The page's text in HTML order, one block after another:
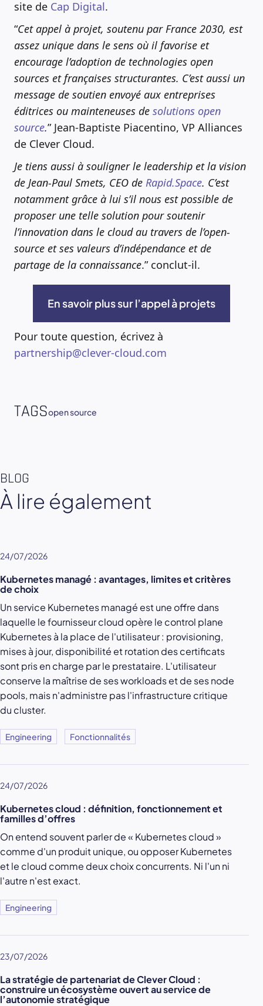
site de Cap Digital.
“Cet appel à projet, soutenu par France 2030, est
assez unique dans le sens où il favorise et
encourage l’adoption de technologies open
sources et françaises structurantes. C’est aussi un
message de soutien envoyé aux entreprises
éditrices ou mainteneuses de solutions open
source.” Jean-Baptiste Piacentino, VP Alliances
de Clever Cloud.
Je tiens aussi à souligner le leadership et la vision
de Jean-Paul Smets, CEO de Rapid.Space. C’est
notamment grâce à lui s’il nous est possible de
proposer une telle solution pour soutenir
l’innovation dans le cloud au travers de l’open-
source et ses valeurs d’indépendance et de
partage de la connaissance.” conclut-il.
En savoir plus sur l’appel à projets
Pour toute question, écrivez à
partnership@clever-cloud.com
TAGSopen source
BLOG
À lire également
24/07/2026
Kubernetes managé : avantages, limites et critères
de choix
Un service Kubernetes managé est une offre dans
laquelle le fournisseur cloud opère le control plane
Kubernetes à la place de l'utilisateur : provisioning,
mises à jour, disponibilité et rotation des certificats
sont pris en charge par le prestataire. L'utilisateur
conserve la maîtrise de ses workloads et de ses node
pools, mais n'administre pas l'infrastructure critique
du cluster.
Engineering Fonctionnalités
24/07/2026
Kubernetes cloud : définition, fonctionnement et
familles d’offres
On entend souvent parler de « Kubernetes cloud »
comme d'un produit unique, ou opposer Kubernetes
et le cloud comme deux choix concurrents. Ni l'un ni
l'autre n'est exact.
Engineering
23/07/2026
La stratégie de partenariat de Clever Cloud :
construire un écosystème ouvert au service de
l’autonomie stratégique